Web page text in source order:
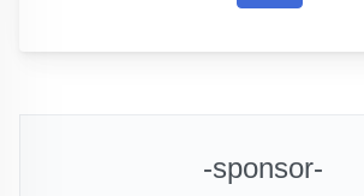
-sponsor-